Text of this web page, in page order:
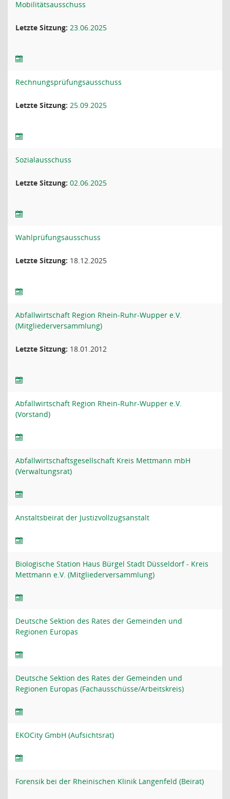
Mobilitätsausschuss
Letzte Sitzung: 23.06.2025
Rechnungsprüfungsausschuss
Letzte Sitzung: 25.09.2025
Sozialausschuss
Letzte Sitzung: 02.06.2025
Wahlprüfungsausschuss
Letzte Sitzung: 18.12.2025
Abfallwirtschaft Region Rhein-Ruhr-Wupper e.V.
(Mitgliederversammlung)
Letzte Sitzung: 18.01.2012
Abfallwirtschaft Region Rhein-Ruhr-Wupper e.V.
(Vorstand)
Abfallwirtschaftsgesellschaft Kreis Mettmann mbH
(Verwaltungsrat)
Anstaltsbeirat der Justizvollzugsanstalt
Biologische Station Haus Bürgel Stadt Düsseldorf - Kreis
Mettmann e.V. (Mitgliederversammlung)
Deutsche Sektion des Rates der Gemeinden und
Regionen Europas
Deutsche Sektion des Rates der Gemeinden und
Regionen Europas (Fachausschüsse/Arbeitskreis)
EKOCity GmbH (Aufsichtsrat)
Forensik bei der Rheinischen Klinik Langenfeld (Beirat)